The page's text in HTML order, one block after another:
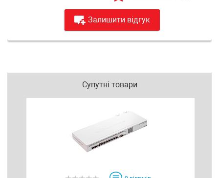
Залишити відгук
Супутні товари